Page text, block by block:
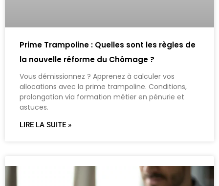
Prime Trampoline : Quelles sont les règles de
la nouvelle réforme du Chômage ?
Vous démissionnez ? Apprenez à calculer vos
allocations avec la prime trampoline. Conditions,
prolongation via formation métier en pénurie et
astuces.
LIRE LA SUITE »